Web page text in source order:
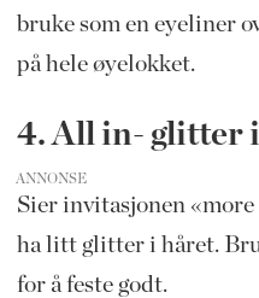
bruke som en eyeliner
på hele øyelokket.
4. All in- glitter
ANNONSE
Sier invitasjonen
ha litt glitter i håret.
for å feste godt.